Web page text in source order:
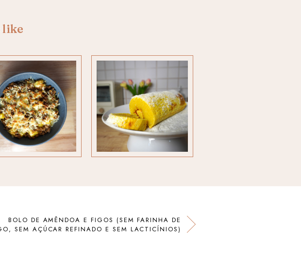
like
BOLO DE AMÊNDOA E FIGOS (SEM FARINHA DE
SEM AÇÚCAR REFINADO E SEM LACTICÍNIOS)